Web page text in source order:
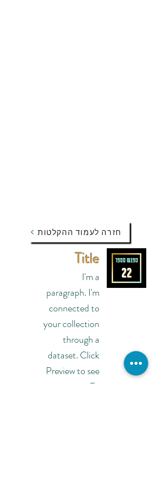
חזרה לעמוד ההקלטות
Title
I'm a
paragraph. I'm
connected to
your collection
through a
dataset. Click
Preview to see
my content. To